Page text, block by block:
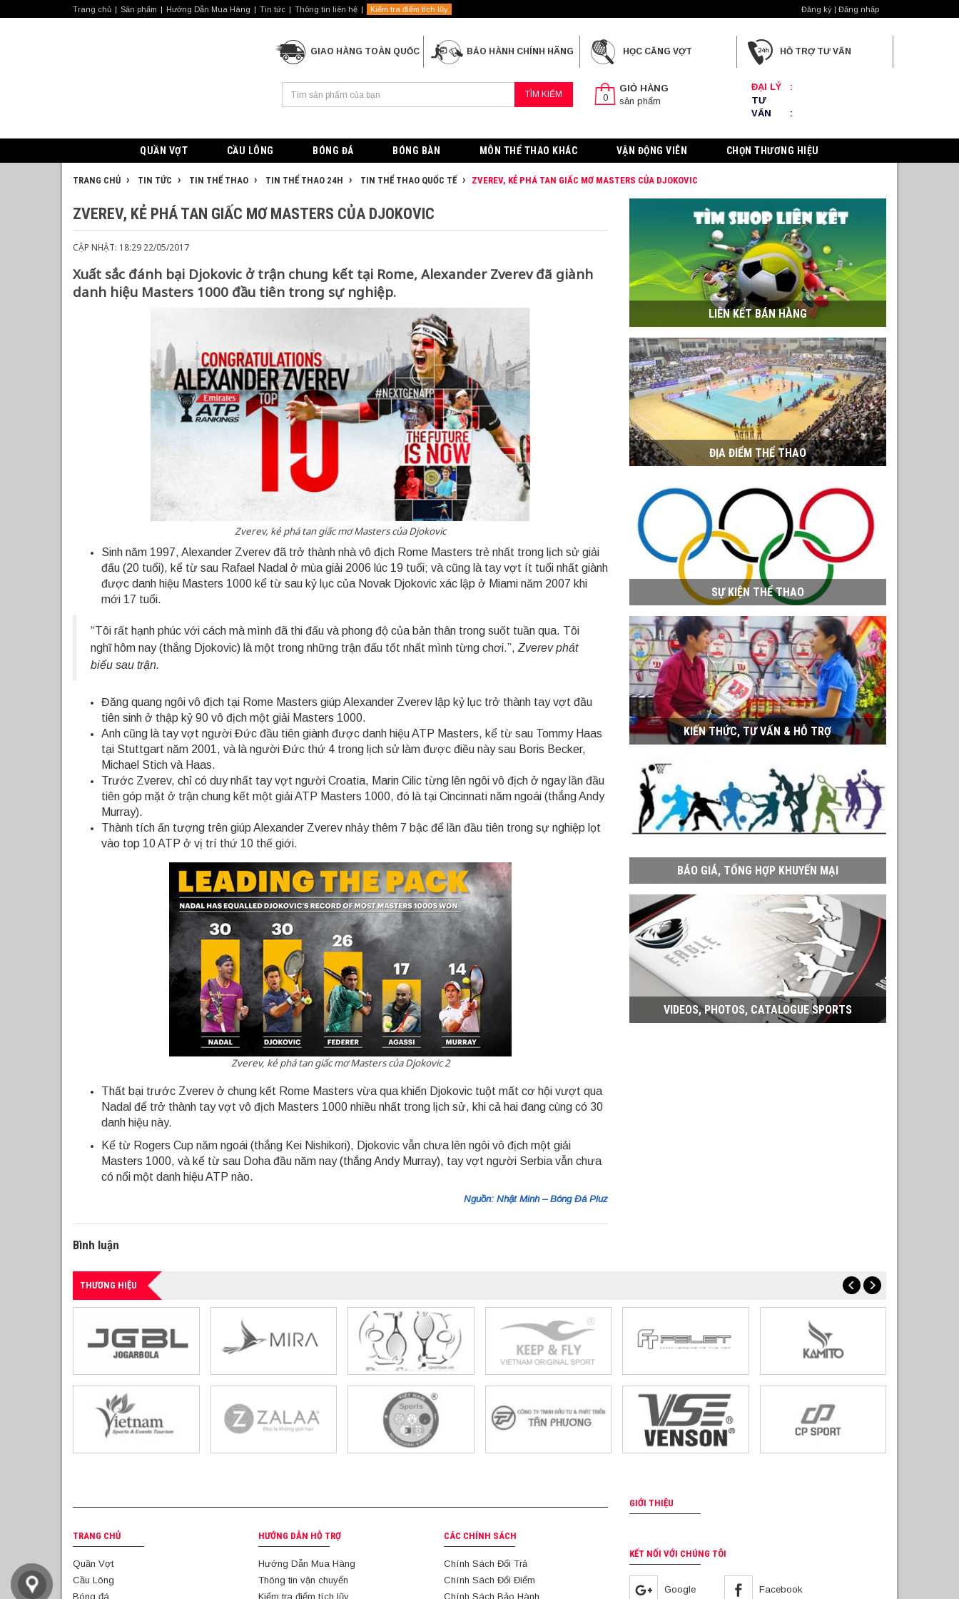
Trang chủ Sản phẩm Hướng Dẫn Mua Hàng Tin tức Thông tin liên hệ Kiểm tra điểm tích lũy Đăng ký | Đăng nhập
GIAO HÀNG TOÀN QUỐC BẢO HÀNH CHÍNH HÃNG HỌC CĂNG VỢT HỖ TRỢ TƯ VẤN
TÌM KIẾM 0
GIỎ HÀNG
sản phẩm
ĐẠI LÝ
:
TƯ
VẤN
:
QUẦN VỢT CẦU LÔNG BÓNG ĐÁ BÓNG BÀN MÔN THỂ THAO KHÁC VẬN ĐỘNG VIÊN CHỌN THƯƠNG HIỆU
TRANG CHỦ TIN TỨC TIN THỂ THAO TIN THỂ THAO 24H TIN THỂ THAO QUỐC TẾ ZVEREV, KẺ PHÁ TAN GIẤC MƠ MASTERS CỦA DJOKOVIC
ZVEREV, KẺ PHÁ TAN GIẤC MƠ MASTERS CỦA DJOKOVIC
CẬP NHẬT: 18:29 22/05/2017
Xuất sắc đánh bại Djokovic ở trận chung kết tại Rome, Alexander Zverev đã giành
danh hiệu Masters 1000 đầu tiên trong sự nghiệp.
Zverev, kẻ phá tan giấc mơ Masters của Djokovic
Sinh năm 1997, Alexander Zverev đã trở thành nhà vô địch Rome Masters trẻ nhất trong lịch sử giải
đấu (20 tuổi), kể từ sau Rafael Nadal ở mùa giải 2006 lúc 19 tuổi; và cũng là tay vợt ít tuổi nhất giành
được danh hiệu Masters 1000 kể từ sau kỷ lục của Novak Djokovic xác lập ở Miami năm 2007 khi
mới 17 tuổi.
“Tôi rất hạnh phúc với cách mà mình đã thi đấu và phong độ của bản thân trong suốt tuần qua. Tôi
nghĩ hôm nay (thắng Djokovic) là một trong những trận đấu tốt nhất mình từng chơi.”, Zverev phát
biểu sau trận.
Đăng quang ngôi vô địch tại Rome Masters giúp Alexander Zverev lập kỷ lục trở thành tay vợt đầu
tiên sinh ở thập kỷ 90 vô địch một giải Masters 1000.
Anh cũng là tay vợt người Đức đầu tiên giành được danh hiệu ATP Masters, kể từ sau Tommy Haas
tại Stuttgart năm 2001, và là người Đức thứ 4 trong lịch sử làm được điều này sau Boris Becker,
Michael Stich và Haas.
Trước Zverev, chỉ có duy nhất tay vợt người Croatia, Marin Cilic từng lên ngôi vô địch ở ngay lần đầu
tiên góp mặt ở trận chung kết một giải ATP Masters 1000, đó là tại Cincinnati năm ngoái (thắng Andy
Murray).
Thành tích ấn tượng trên giúp Alexander Zverev nhảy thêm 7 bậc để lần đầu tiên trong sự nghiệp lọt
vào top 10 ATP ở vị trí thứ 10 thế giới.
Zverev, kẻ phá tan giấc mơ Masters của Djokovic 2
Thất bại trước Zverev ở chung kết Rome Masters vừa qua khiến Djokovic tuột mất cơ hội vượt qua
Nadal để trở thành tay vợt vô địch Masters 1000 nhiều nhất trong lịch sử, khi cả hai đang cùng có 30
danh hiệu này.
Kể từ Rogers Cup năm ngoái (thắng Kei Nishikori), Djokovic vẫn chưa lên ngôi vô địch một giải
Masters 1000, và kể từ sau Doha đầu năm nay (thắng Andy Murray), tay vợt người Serbia vẫn chưa
có nổi một danh hiệu ATP nào.
Nguồn: Nhật Minh – Bóng Đá Pluz
Bình luận
LIÊN KẾT BÁN HÀNG
ĐỊA ĐIỂM THỂ THAO
SỰ KIỆN THỂ THAO
KIẾN THỨC, TƯ VẤN & HỖ TRỢ
BÁO GIÁ, TỔNG HỢP KHUYẾN MẠI
VIDEOS, PHOTOS, CATALOGUE SPORTS
THƯƠNG HIỆU
GIỚI THIỆU
KẾT NỐI VỚI CHÚNG TÔI
Google Facebook
TRANG CHỦ
Quần Vợt
Cầu Lông
Bóng đá
HƯỚNG DẪN HỖ TRỢ
Hướng Dẫn Mua Hàng
Thông tin vận chuyển
Kiểm tra điểm tích lũy
CÁC CHÍNH SÁCH
Chính Sách Đổi Trả
Chính Sách Đổi Điểm
Chính Sách Bảo Hành